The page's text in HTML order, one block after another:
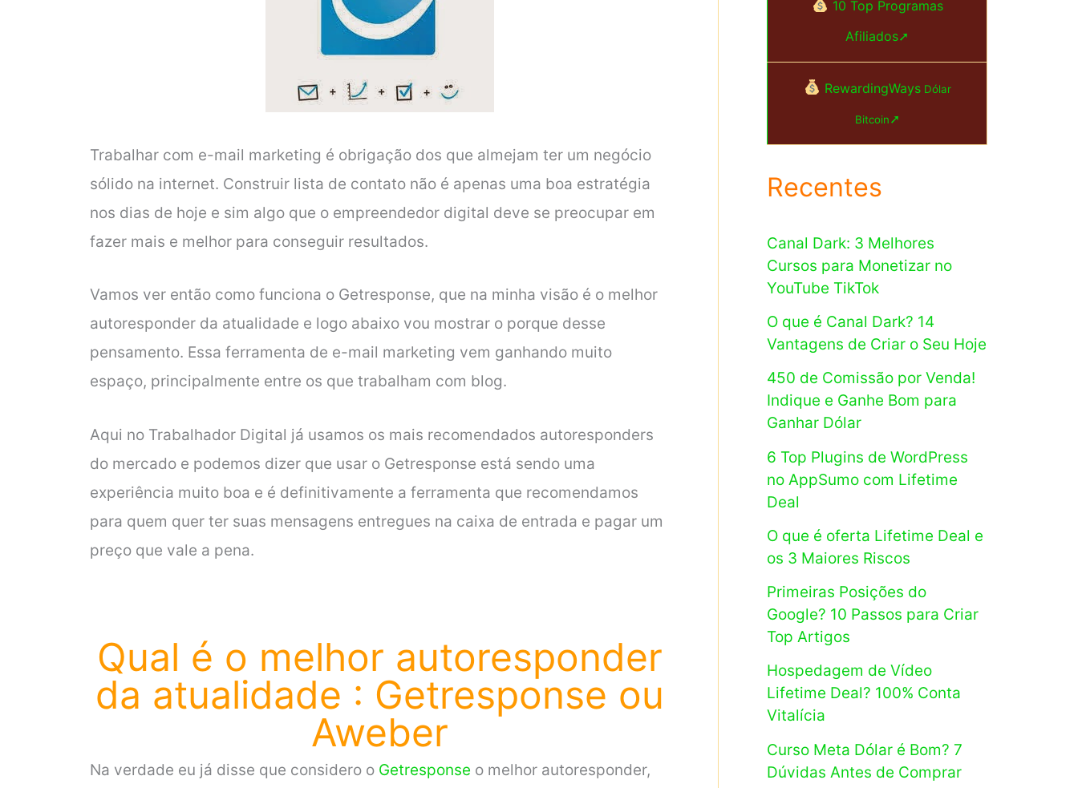
Trabalhar com e-mail marketing é obrigação dos que almejam ter um negócio
sólido na internet. Construir lista de contato não é apenas uma boa estratégia
nos dias de hoje e sim algo que o empreendedor digital deve se preocupar em
fazer mais e melhor para conseguir resultados.
Vamos ver então como funciona o Getresponse, que na minha visão é o melhor
autoresponder da atualidade e logo abaixo vou mostrar o porque desse
pensamento. Essa ferramenta de e-mail marketing vem ganhando muito
espaço, principalmente entre os que trabalham com blog.
Aqui no Trabalhador Digital já usamos os mais recomendados autoresponders
do mercado e podemos dizer que usar o Getresponse está sendo uma
experiência muito boa e é definitivamente a ferramenta que recomendamos
para quem quer ter suas mensagens entregues na caixa de entrada e pagar um
preço que vale a pena.
Qual é o melhor autoresponder
da atualidade : Getresponse ou
Aweber
Na verdade eu já disse que considero o Getresponse o melhor autoresponder,
10 Top Programas
Afiliados➚
RewardingWaysDólar
Bitcoin➚
Recentes
Canal Dark: 3 Melhores
Cursos para Monetizar no
YouTube TikTok
O que é Canal Dark? 14
Vantagens de Criar o Seu Hoje
450 de Comissão por Venda!
Indique e Ganhe Bom para
Ganhar Dólar
6 Top Plugins de WordPress
no AppSumo com Lifetime
Deal
O que é oferta Lifetime Deal e
os 3 Maiores Riscos
Primeiras Posições do
Google? 10 Passos para Criar
Top Artigos
Hospedagem de Vídeo
Lifetime Deal? 100% Conta
Vitalícia
Curso Meta Dólar é Bom? 7
Dúvidas Antes de Comprar